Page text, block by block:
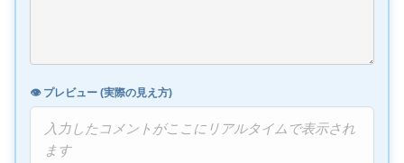
👁️ プレビュー (実際の見え方)
入力したコメントがここにリアルタイムで表示され
ます